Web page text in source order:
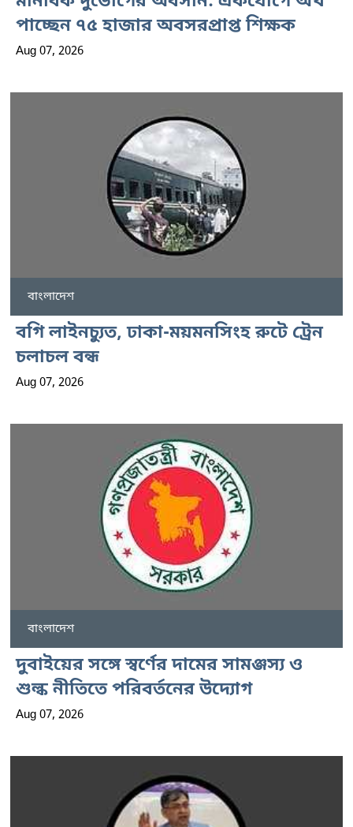
পাচ্ছেন ৭৫ হাজার অবসরপ্রাপ্ত শিক্ষক
Aug 07, 2026
বাংলাদেশ
বগি লাইনচ্যুত, ঢাকা-ময়মনসিংহ রুটে ট্রেন
চলাচল বন্ধ
Aug 07, 2026
বাংলাদেশ
দুবাইয়ের সঙ্গে স্বর্ণের দামের সামঞ্জস্য ও
শুল্ক নীতিতে পরিবর্তনের উদ্যোগ
Aug 07, 2026